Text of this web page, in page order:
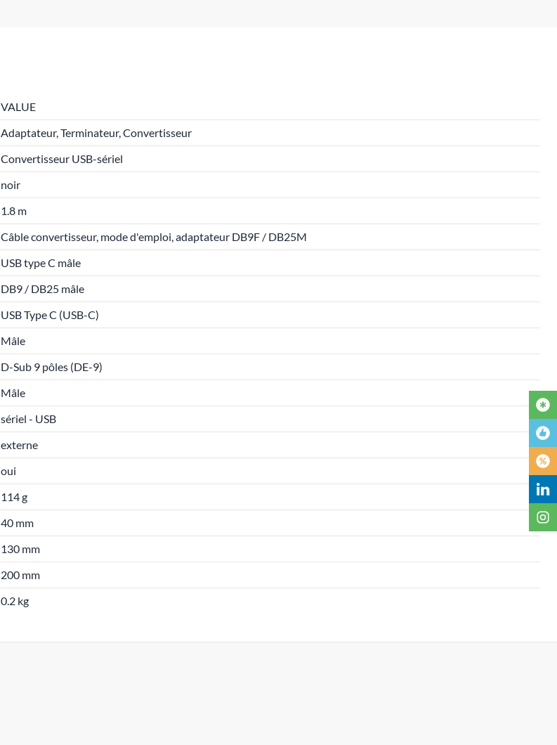
VALUE
Adaptateur, Terminateur, Convertisseur
Convertisseur USB-sériel
noir
1.8 m
Câble convertisseur, mode d'emploi, adaptateur DB9F / DB25M
USB type C mâle
DB9 / DB25 mâle
USB Type C (USB-C)
Mâle
D-Sub 9 pôles (DE-9)
Mâle
sériel - USB
externe
oui
114 g
40 mm
130 mm
200 mm
0.2 kg